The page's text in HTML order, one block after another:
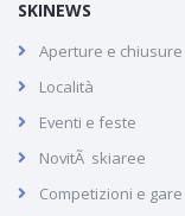
SKINEWS
Aperture e chiusure
Località
Eventi e feste
NovitÃ skiaree
Competizioni e gare